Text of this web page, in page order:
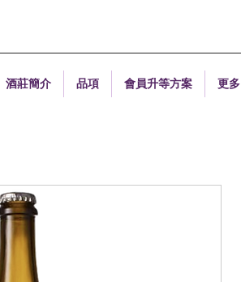
酒莊簡介 品項 會員升等方案 更多